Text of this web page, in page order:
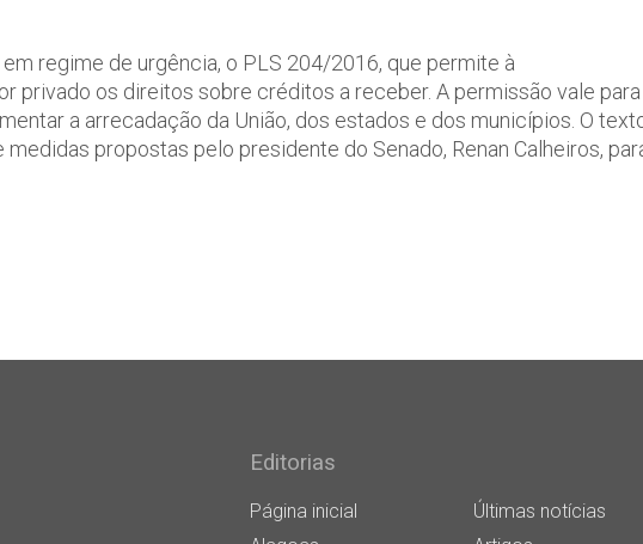
regime de urgência, o PLS 204/2016, que permite à
privado os direitos sobre créditos a receber. A permissão vale para
a arrecadação da União, dos estados e dos municípios. O
propostas pelo presidente do Senado, Renan Calheiros,
Editorias
Página inicial
Últimas notícias